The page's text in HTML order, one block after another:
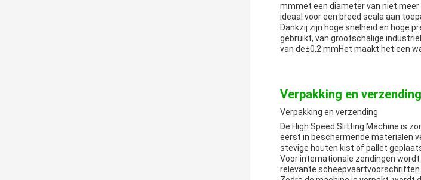
mmmet een diameter van niet meer
ideaal voor een breed scala aan
Dankzij zijn hoge snelheid en hoge
gebruikt, van grootschalige
van de±0,2 mmHet maakt het een
Verpakking en
Verpakking en verzending
De High Speed Slitting Machine is
eerst in beschermende materialen
stevige houten kist of pallet
Voor internationale zendingen
relevante